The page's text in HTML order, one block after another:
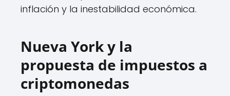
inflación y la inestabilidad económica.
Nueva York y la
propuesta de impuestos a
criptomonedas